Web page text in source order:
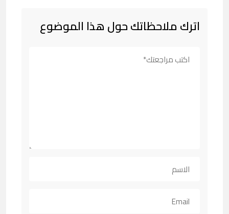
اترك ملاحظاتك حول هذا الموضوع